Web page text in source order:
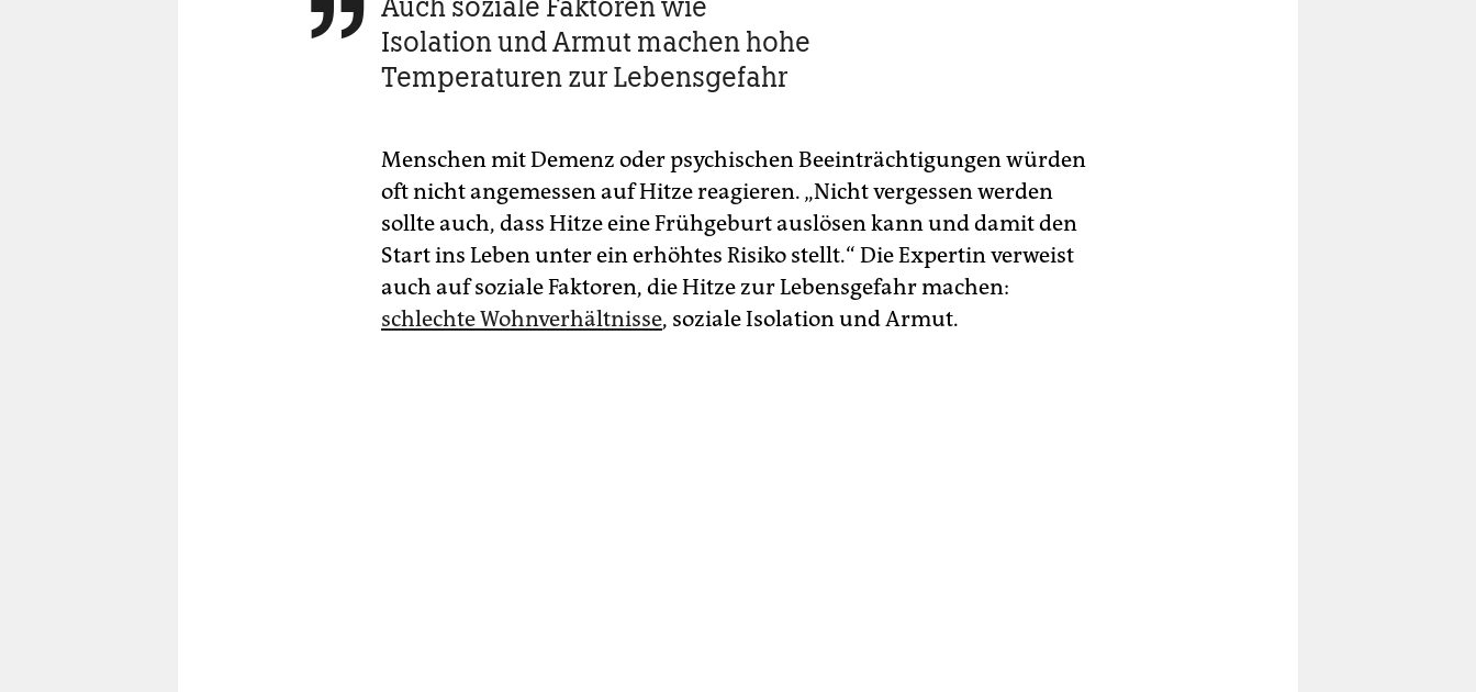

Isolation und Armut machen hohe
Temperaturen zur Lebensgefahr
Menschen mit Demenz oder psychischen Beeinträchtigungen würden
oft nicht angemessen auf Hitze reagieren. „Nicht vergessen werden
sollte auch, dass Hitze eine Frühgeburt auslösen kann und damit den
Start ins Leben unter ein erhöhtes Risiko stellt.“ Die Expertin verweist
auch auf soziale Faktoren, die Hitze zur Lebensgefahr machen:
schlechte Wohnverhältnisse, soziale Isolation und Armut.